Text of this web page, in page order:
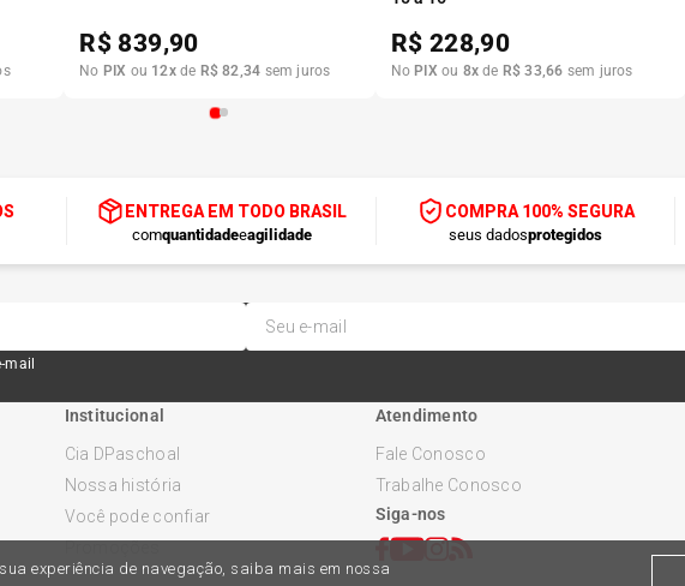
experiência de navegação, saiba mais em nossa
R$ 839,90
No PIX ou 12xde R$ 82,34 sem juros
R$ 228,90
No PIX ou 8x de R$ 33,66 sem juros
ENTREGA EM TODO BRASIL
comquantidadeeagilidade
COMPRA 100% SEGURA
seus dadosprotegidos
mail
Institucional
Cia DPaschoal
Nossa história
Você pode confiar
Atendimento
Fale Conosco
Trabalhe Conosco
Siga-nos